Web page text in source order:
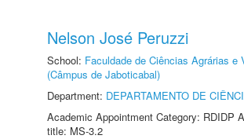
Nelson José Peruzzi
School: Faculdade de Ciências Agrárias e
(Câmpus de Jaboticabal)
Department: DEPARTAMENTO DE
Academic Appointment Category: RDIDP
title: MS-3.2